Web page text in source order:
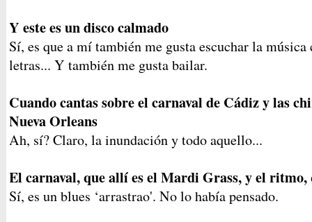
Y este es un disco calmado
Sí, es que a mí también me gusta escuchar la
letras... Y también me gusta bailar.
Cuando cantas sobre el carnaval de Cádiz y las
Nueva Orleans
Ah, sí? Claro, la inundación y todo aquello...
El carnaval, que allí es el Mardi Grass, y el ritmo,
Sí, es un blues ‘arrastrao'. No lo había pensado.